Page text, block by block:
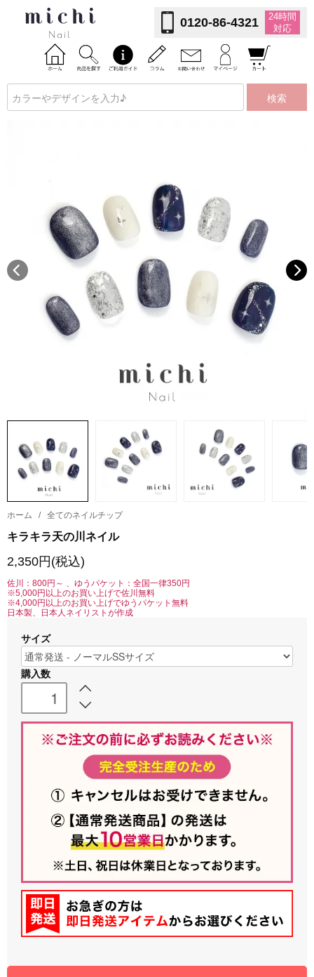
0120-86-4321
24時間
対応
検索
ホーム / 全てのネイルチップ
キラキラ天の川ネイル
2,350円(税込)
佐川：800円～ 、ゆうパケット：全国一律350円
※5,000円以上のお買い上げで佐川無料
※4,000円以上のお買い上げでゆうパケット無料
日本製、日本人ネイリストが作成
サイズ
購入数